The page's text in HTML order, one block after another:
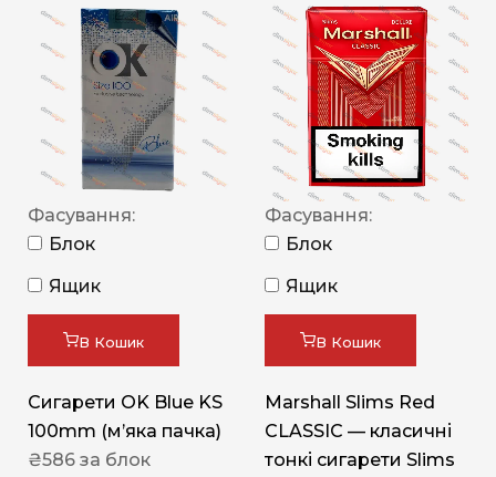
Фасування:
Блок
Ящик
В Кошик
Сигарети OK Blue KS
100mm (м’яка пачка)
₴586 за блок
Фасування:
Блок
Ящик
В Кошик
Marshall Slims Red
CLASSIC — класичні
тонкі сигарети Slims